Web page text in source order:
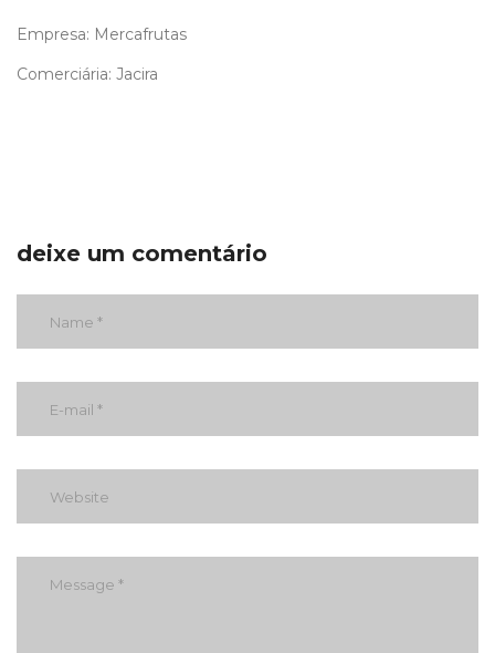
Empresa: Mercafrutas
Comerciária: Jacira
deixe um comentário